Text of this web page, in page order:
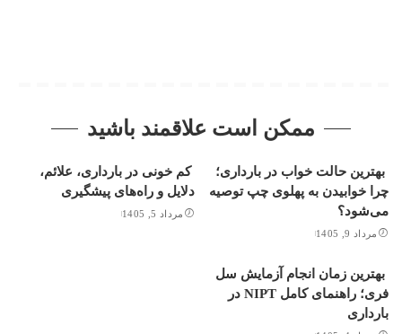
ممکن است علاقمند باشید
بهترین حالت خواب در بارداری؛
چرا خوابیدن به پهلوی چپ توصیه
می‌شود؟
مرداد 9, 1405
کم خونی در بارداری، علائم،
دلایل و راه‌های پیشگیری
مرداد 5, 1405
بهترین زمان انجام آزمایش سل
فری؛ راهنمای کامل NIPT در
بارداری